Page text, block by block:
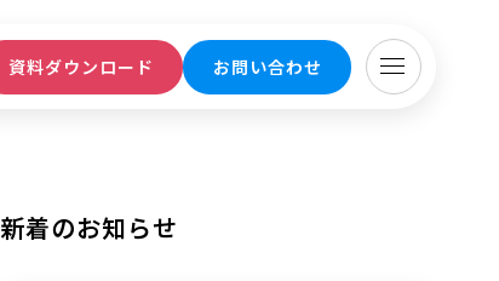
資料ダウンロード お問い合わせ
新着のお知らせ